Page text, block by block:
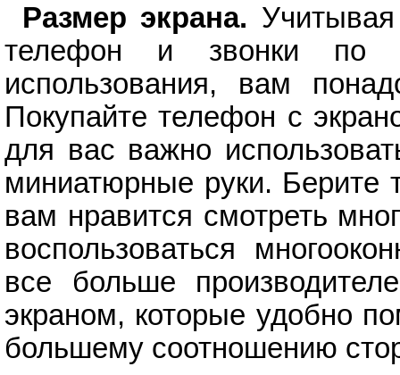
Размер экрана.
телефон и звонки по
использования, вам
Покупайте телефон с
для вас важно
миниатюрные руки.
вам нравится смотреть
воспользоваться
все больше
экраном, которые удобно
большему соотношению